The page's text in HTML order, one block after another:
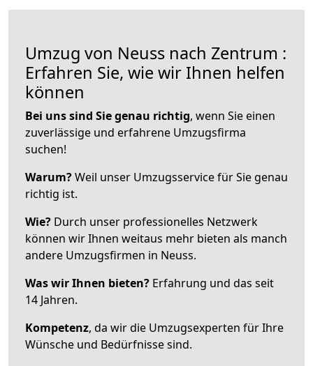
Umzug von Neuss nach Zentrum :
Erfahren Sie, wie wir Ihnen helfen
können
Bei uns sind Sie genau richtig, wenn Sie einen
zuverlässige und erfahrene Umzugsfirma
suchen!
Warum?Weil unser Umzugsservice für Sie genau
richtig ist.
Wie? Durch unser professionelles Netzwerk
können wir Ihnen weitaus mehr bieten als manch
andere Umzugsfirmen in Neuss.
Was wir Ihnen bieten? Erfahrung und das seit
14 Jahren.
Kompetenz, da wir die Umzugsexperten für Ihre
Wünsche und Bedürfnisse sind.